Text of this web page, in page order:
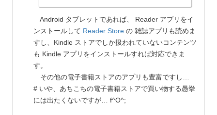
Android タブレットであれば、 Reader アプリをイ
ンストールして Reader Store の 雑誌アプリも読めま
すし、Kindle ストアでしか扱われていないコンテンツ
も Kindle アプリをインストールすれば対応できま
す。
その他の電子書籍ストアのアプリも豊富ですし…
# いや、あちこちの電子書籍ストアで買い物する愚挙
には出たくないですが… f^O^;